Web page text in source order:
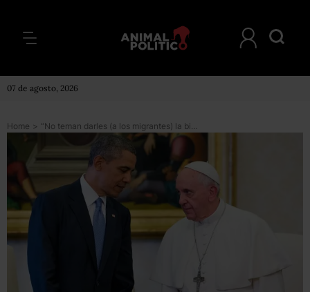
07 de agosto, 2026
Home > “No teman darles (a los migrantes) la bienvenida”: el mensaje del Papa en EU